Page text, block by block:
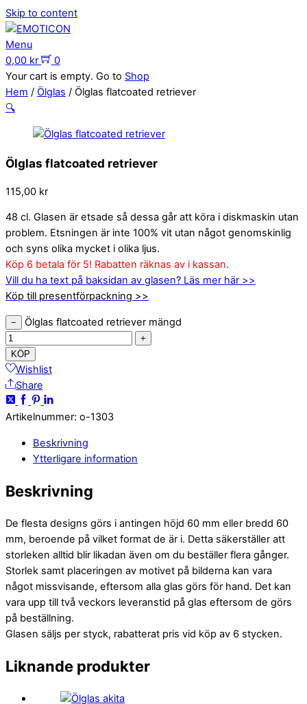
Skip to content
Menu
0,00 kr
0
Your cart is empty. Go to Shop
Hem / Ölglas / Ölglas flatcoated retriever
🔍
Ölglas flatcoated retriever
115,00 kr
48 cl. Glasen är etsade så dessa går att köra i diskmaskin utan
problem. Etsningen är inte 100% vit utan något genomskinlig
och syns olika mycket i olika ljus.
Köp 6 betala för 5! Rabatten räknas av i kassan.
Vill du ha text på baksidan av glasen? Läs mer här >>
Köp till presentförpackning >>
− Ölglas flatcoated retriever mängd
+
KÖP
Wishlist
Share
Artikelnummer: o-1303
Beskrivning
Ytterligare information
Beskrivning
De flesta designs görs i antingen höjd 60 mm eller bredd 60
mm, beroende på vilket format de är i. Detta säkerställer att
storleken alltid blir likadan även om du beställer flera gånger.
Storlek samt placeringen av motivet på bilderna kan vara
något missvisande, eftersom alla glas görs för hand. Det kan
vara upp till två veckors leveranstid på glas eftersom de görs
på beställning.
Glasen säljs per styck, rabatterat pris vid köp av 6 stycken.
Liknande produkter